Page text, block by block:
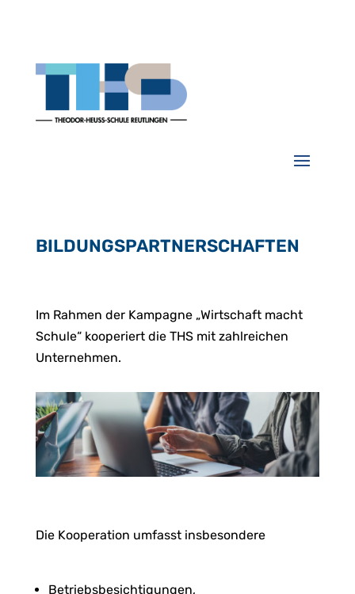
BILDUNGSPARTNERSCHAFTEN
Im Rahmen der Kampagne „Wirtschaft macht
Schule“ kooperiert die THS mit zahlreichen
Unternehmen.
Die Kooperation umfasst insbesondere
Betriebsbesichtigungen,